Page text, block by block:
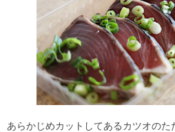
あらかじめカットしてあるカツオの